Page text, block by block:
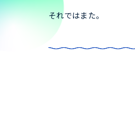
それではまた。